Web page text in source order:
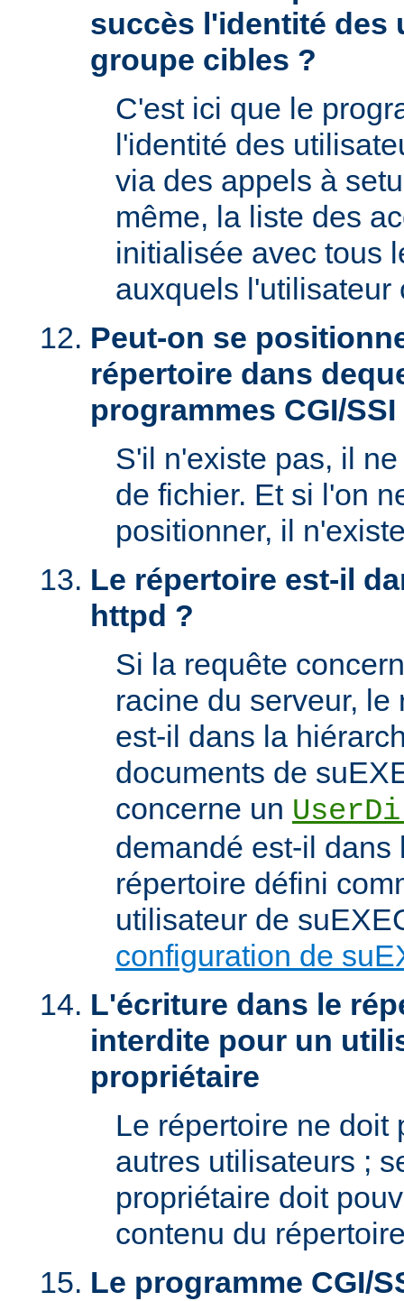
succès l'identité des
groupe cibles ?
C'est ici que le
l'identité des
via des appels à
même, la liste des
initialisée avec tous
auxquels l'utilisateur
Peut-on se
répertoire dans
programmes CGI/SSI
S'il n'existe pas, il
de fichier. Et si l'on
positionner, il
Le répertoire est-il
httpd ?
Si la requête
racine du serveur,
est-il dans la
documents de
concerne un
demandé est-il dans
répertoire défini
utilisateur de
configuration de
L'écriture dans le
interdite pour un
propriétaire
Le répertoire ne doit
autres utilisateurs ;
propriétaire doit
contenu du
Le programme CGI/